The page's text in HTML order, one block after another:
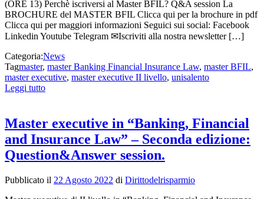
(ORE 13) Perchè iscriversi al Master BFIL? Q&A session La
BROCHURE del MASTER BFIL Clicca qui per la brochure in pdf
Clicca qui per maggiori informazioni Seguici sui social: Facebook
Linkedin Youtube Telegram ✉Iscriviti alla nostra newsletter […]
Categoria:News
Tagmaster, master Banking Financial Insurance Law, master BFIL,
master executive, master executive II livello, unisalento
Leggi tutto
Master executive in “Banking, Financial
and Insurance Law” – Seconda edizione:
Question&Answer session.
Pubblicato il 22 Agosto 2022 di Dirittodelrisparmio